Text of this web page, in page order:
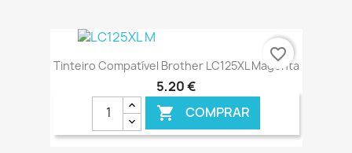
€ ONLINE
Tinteiro Compatível Brother LC125XL Magenta
5,20 €
 COMPRAR
favorite_border